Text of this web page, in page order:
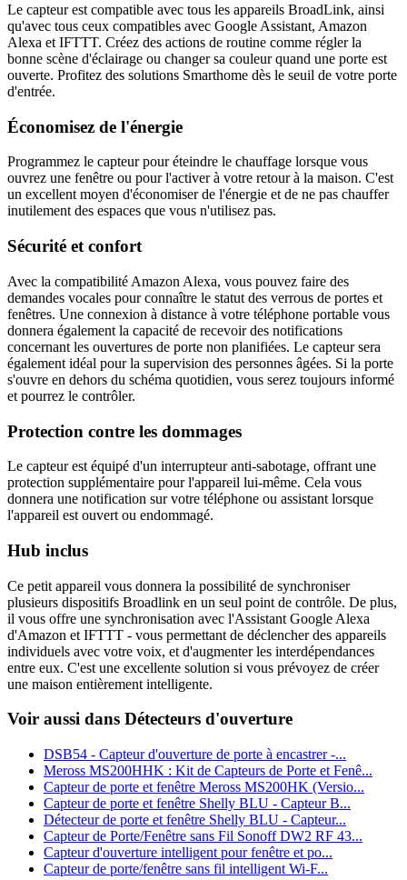
Le capteur est compatible avec tous les appareils BroadLink, ainsi
qu'avec tous ceux compatibles avec Google Assistant, Amazon
Alexa et IFTTT. Créez des actions de routine comme régler la
bonne scène d'éclairage ou changer sa couleur quand une porte est
ouverte. Profitez des solutions Smarthome dès le seuil de votre porte
d'entrée.
Économisez de l'énergie
Programmez le capteur pour éteindre le chauffage lorsque vous
ouvrez une fenêtre ou pour l'activer à votre retour à la maison. C'est
un excellent moyen d'économiser de l'énergie et de ne pas chauffer
inutilement des espaces que vous n'utilisez pas.
Sécurité et confort
Avec la compatibilité Amazon Alexa, vous pouvez faire des
demandes vocales pour connaître le statut des verrous de portes et
fenêtres. Une connexion à distance à votre téléphone portable vous
donnera également la capacité de recevoir des notifications
concernant les ouvertures de porte non planifiées. Le capteur sera
également idéal pour la supervision des personnes âgées. Si la porte
s'ouvre en dehors du schéma quotidien, vous serez toujours informé
et pourrez le contrôler.
Protection contre les dommages
Le capteur est équipé d'un interrupteur anti-sabotage, offrant une
protection supplémentaire pour l'appareil lui-même. Cela vous
donnera une notification sur votre téléphone ou assistant lorsque
l'appareil est ouvert ou endommagé.
Hub inclus
Ce petit appareil vous donnera la possibilité de synchroniser
plusieurs dispositifs Broadlink en un seul point de contrôle. De plus,
il vous offre une synchronisation avec l'Assistant Google Alexa
d'Amazon et IFTTT - vous permettant de déclencher des appareils
individuels avec votre voix, et d'augmenter les interdépendances
entre eux. C'est une excellente solution si vous prévoyez de créer
une maison entièrement intelligente.
Voir aussi dans Détecteurs d'ouverture
DSB54 - Capteur d'ouverture de porte à encastrer -...
Meross MS200HHK : Kit de Capteurs de Porte et Fenê...
Capteur de porte et fenêtre Meross MS200HK (Versio...
Capteur de porte et fenêtre Shelly BLU - Capteur B...
Détecteur de porte et fenêtre Shelly BLU - Capteur...
Capteur de Porte/Fenêtre sans Fil Sonoff DW2 RF 43...
Capteur d'ouverture intelligent pour fenêtre et po...
Capteur de porte/fenêtre sans fil intelligent Wi-F...